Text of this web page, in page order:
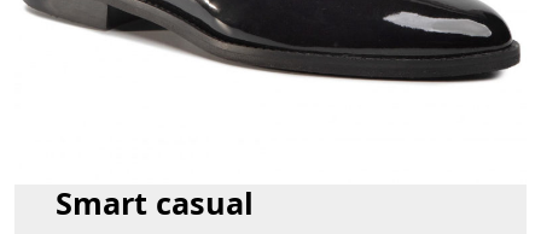
Smart casual